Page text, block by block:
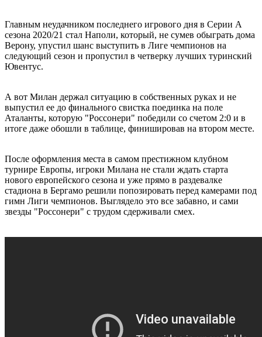
Главным неудачником последнего игрового дня в Серии А
сезона 2020/21 стал Наполи, который, не сумев обыграть дома
Верону, упустил шанс выступить в Лиге чемпионов на
следующий сезон и пропустил в четверку лучших туринский
Ювентус.
А вот Милан держал ситуацию в собственных руках и не
выпустил ее до финального свистка поединка на поле
Аталанты, которую "Россонери" победили со счетом 2:0 и в
итоге даже обошли в таблице, финишировав на втором месте.
После оформления места в самом престижном клубном
турнире Европы, игроки Милана не стали ждать старта
нового европейского сезона и уже прямо в раздевалке
стадиона в Бергамо решили попозировать перед камерами под
гимн Лиги чемпионов. Выглядело это все забавно, и сами
звезды "Россонери" с трудом сдерживали смех.